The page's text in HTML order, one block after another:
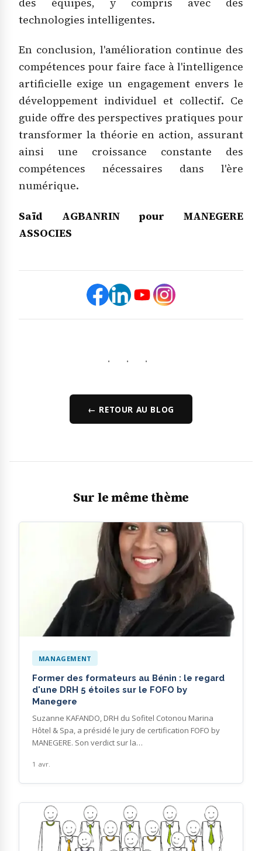
des équipes, y compris avec des
technologies intelligentes.
En conclusion, l'amélioration continue des
compétences pour faire face à l'intelligence
artificielle exige un engagement envers le
développement individuel et collectif. Ce
guide offre des perspectives pratiques pour
transformer la théorie en action, assurant
ainsi une croissance constante des
compétences nécessaires dans l'ère
numérique.
Saïd AGBANRIN pour MANEGERE
ASSOCIES
· · ·
← RETOUR AU BLOG
Sur le même thème
MANAGEMENT
Former des formateurs au Bénin : le regard
d'une DRH 5 étoiles sur le FOFO by
Manegere
Suzanne KAFANDO, DRH du Sofitel Cotonou Marina
Hôtel & Spa, a présidé le jury de certification FOFO by
MANEGERE. Son verdict sur la…
1 avr.